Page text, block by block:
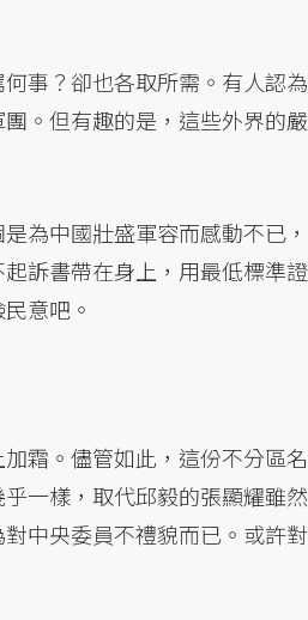
事？卻也各取所需。有人認為
。但有趣的是，這些外界的嚴
為中國壯盛軍容而感動不已，
訴書帶在身上，用最低標準證
意吧。
霜。儘管如此，這份不分區名
一樣，取代邱毅的張顯耀雖然
中央委員不禮貌而已。或許對